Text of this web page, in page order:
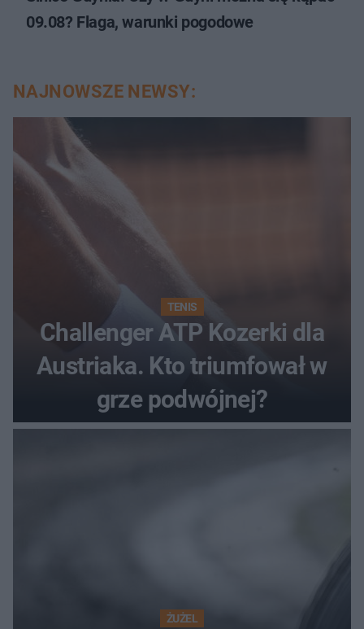
09.08? Flaga, warunki pogodowe
NAJNOWSZE NEWSY:
TENIS
Challenger ATP Kozerki dla
Austriaka. Kto triumfował w
grze podwójnej?
ŻUŻEL